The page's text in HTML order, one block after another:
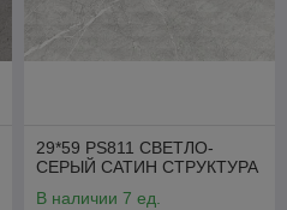
29*59 PS811 СВЕТЛО-
СЕРЫЙ САТИН СТРУКТУРА
В наличии 7 ед.